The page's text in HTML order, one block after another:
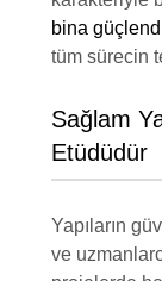
bina
tüm sürecin
Sağlam
Etüdüdür
Yapıların
ve